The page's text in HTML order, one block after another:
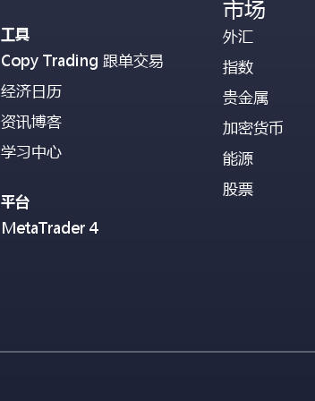
工具
Copy Trading 跟单交易
经济日历
资讯博客
学习中心
平台
MetaTrader 4
市场
外汇
指数
贵金属
加密货币
能源
股票